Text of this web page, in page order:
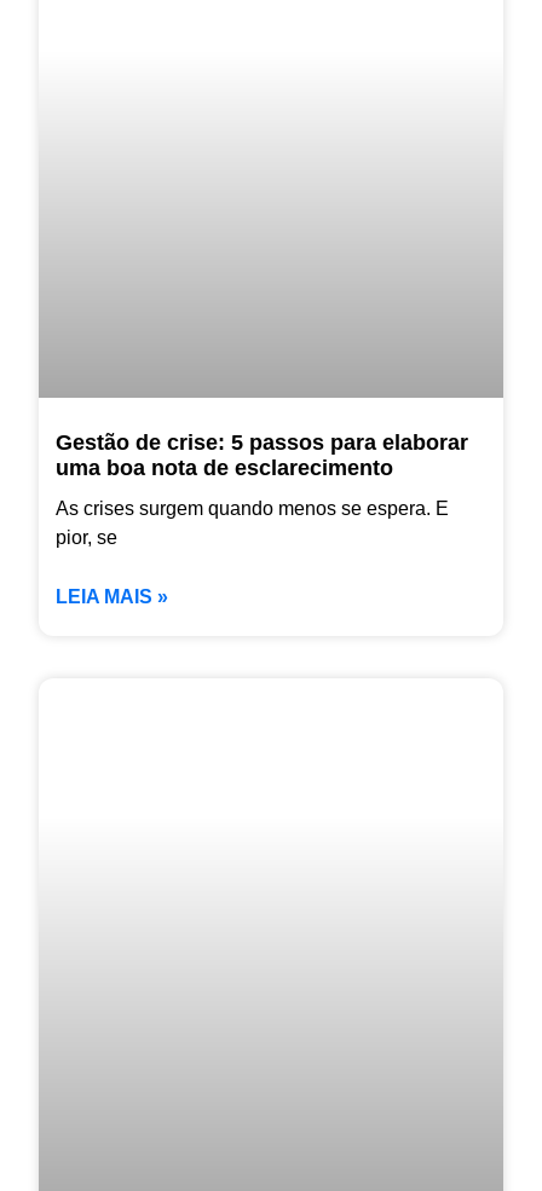
Gestão de crise: 5 passos para elaborar
uma boa nota de esclarecimento
As crises surgem quando menos se espera. E
pior, se
LEIA MAIS »